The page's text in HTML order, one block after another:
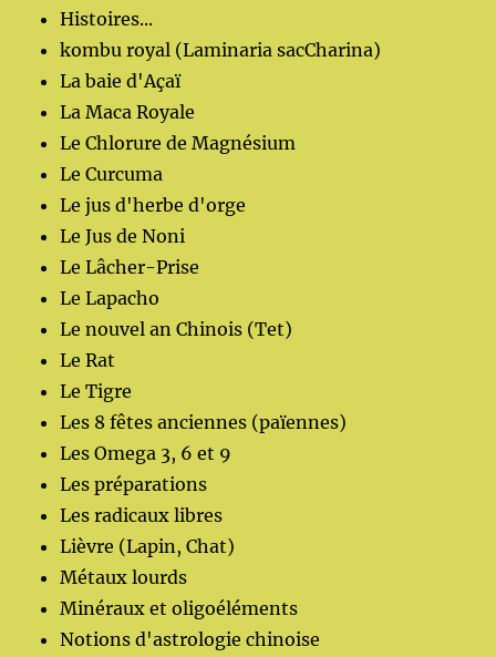
Histoires...
kombu royal (Laminaria sacCharina)
La baie d'Açaï
La Maca Royale
Le Chlorure de Magnésium
Le Curcuma
Le jus d'herbe d'orge
Le Jus de Noni
Le Lâcher-Prise
Le Lapacho
Le nouvel an Chinois (Tet)
Le Rat
Le Tigre
Les 8 fêtes anciennes (païennes)
Les Omega 3, 6 et 9
Les préparations
Les radicaux libres
Lièvre (Lapin, Chat)
Métaux lourds
Minéraux et oligoéléments
Notions d'astrologie chinoise